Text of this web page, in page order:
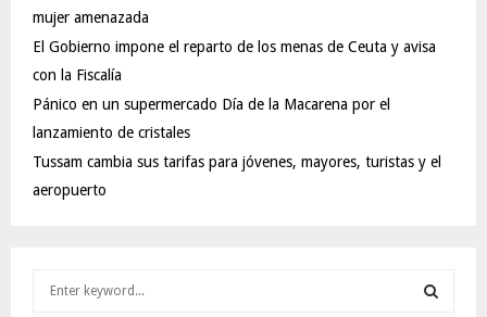
mujer amenazada
El Gobierno impone el reparto de los menas de Ceuta y avisa
con la Fiscalía
Pánico en un supermercado Día de la Macarena por el
lanzamiento de cristales
Tussam cambia sus tarifas para jóvenes, mayores, turistas y el
aeropuerto